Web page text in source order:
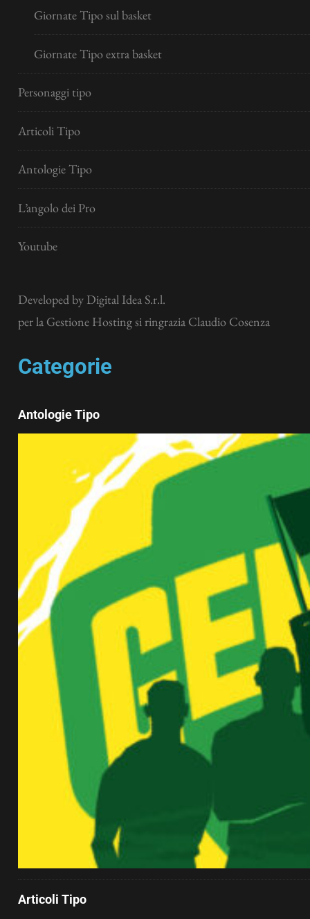
Giornate Tipo sul basket
Giornate Tipo extra basket
Personaggi tipo
Articoli Tipo
Antologie Tipo
L’angolo dei Pro
Youtube
Developed by Digital Idea S.r.l.
per la Gestione Hosting si ringrazia Claudio Cosenza
Categorie
Antologie Tipo
Articoli Tipo